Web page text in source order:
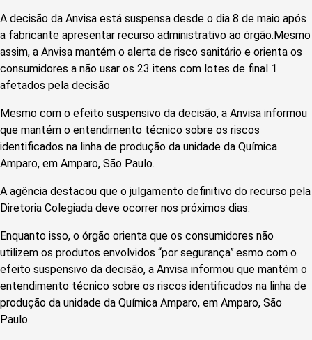
A decisão da Anvisa está suspensa desde o dia 8 de maio após
a fabricante apresentar recurso administrativo ao órgão.Mesmo
assim, a Anvisa mantém o alerta de risco sanitário e orienta os
consumidores a não usar os 23 itens com lotes de final 1
afetados pela decisão
Mesmo com o efeito suspensivo da decisão, a Anvisa informou
que mantém o entendimento técnico sobre os riscos
identificados na linha de produção da unidade da Química
Amparo, em Amparo, São Paulo.
A agência destacou que o julgamento definitivo do recurso pela
Diretoria Colegiada deve ocorrer nos próximos dias.
Enquanto isso, o órgão orienta que os consumidores não
utilizem os produtos envolvidos “por segurança”.esmo com o
efeito suspensivo da decisão, a Anvisa informou que mantém o
entendimento técnico sobre os riscos identificados na linha de
produção da unidade da Química Amparo, em Amparo, São
Paulo.